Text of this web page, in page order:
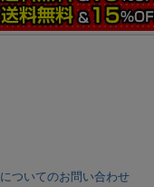
ついてのお問い合わせ